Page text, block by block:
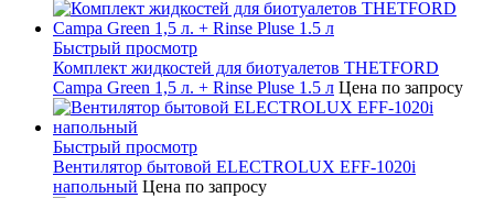
Быстрый просмотр
Комплект жидкостей для биотуалетов THETFORD
Campa Green 1,5 л. + Rinse Pluse 1.5 л Цена по запросу
Быстрый просмотр
Вентилятор бытовой ELECTROLUX EFF-1020i
напольный Цена по запросу